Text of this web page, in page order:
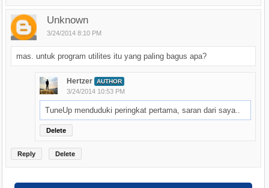
Unknown
3/24/2014 8:10 PM
mas. untuk program utilites itu yang paling bagus apa?
Hertzer AUTHOR
3/24/2014 10:53 PM
TuneUp menduduki peringkat pertama, saran dari saya..
Delete
Reply Delete